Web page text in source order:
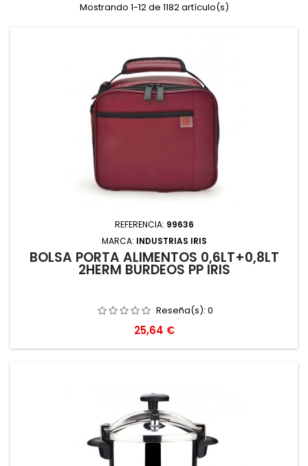
Mostrando 1-12 de 1182 artículo(s)
REFERENCIA: 99636
MARCA: INDUSTRIAS IRIS
BOLSA PORTA ALIMENTOS 0,6LT+0,8LT
2HERM BURDEOS PP IRIS
Reseña(s): 0
Precio
25,64 €